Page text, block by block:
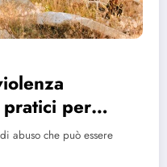
per
abuso che può essere